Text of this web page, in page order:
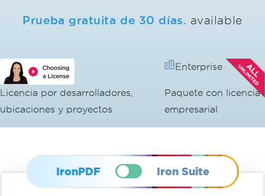
Prueba gratuita de 30 días. available
Equipo
Licencia por desarrolladores,
ubicaciones y proyectos
Enterprise
Paquete con licencia
empresarial
IronPDF Iron Suite